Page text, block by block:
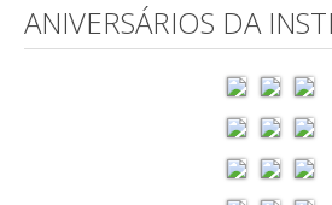
ANIVERSÁRIOS DA